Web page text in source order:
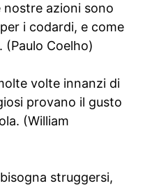
nostre azioni sono
i codardi, e come
(Paulo Coelho)
volte innanzi di
provano il gusto
(William
struggersi,